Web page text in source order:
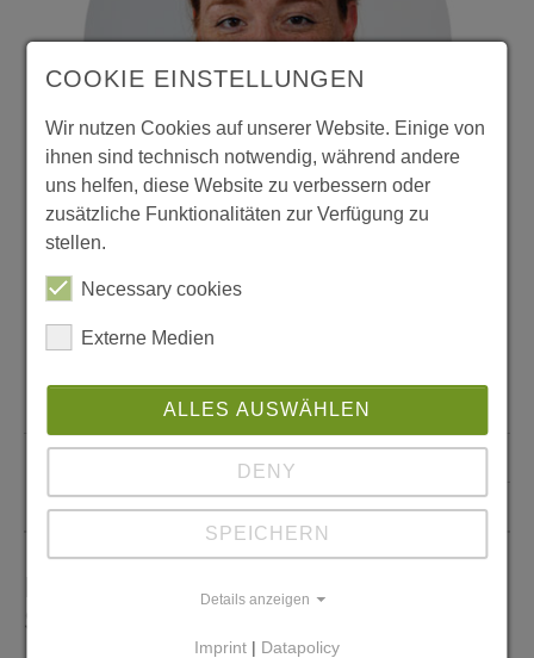
Frau Helene Köppen
+49 176 74 71 07 77
Helene.Koeppen(at)mmev.de
Kontakt zur Teamleitung der
Schulsozialarbeit
COOKIE EINSTELLUNGEN
Wir nutzen Cookies auf unserer Website. Einige von
ihnen sind technisch notwendig, während andere
uns helfen, diese Website zu verbessern oder
zusätzliche Funktionalitäten zur Verfügung zu
stellen.
Necessary cookies
Externe Medien
ALLES AUSWÄHLEN
DENY
SPEICHERN
Details anzeigen
Imprint | Datapolicy